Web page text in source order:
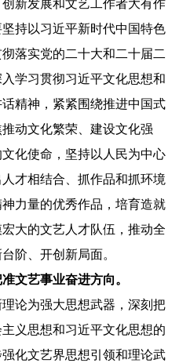
新发展和文艺工作者大有作
持以习近平新时代中国特色
落实党的二十大和二十届二
学习贯彻习近平文化思想和
精神，紧紧围绕推进中国式
动文化繁荣、建设文化强
化使命，坚持以人民为中心
才相结合、抓作品和抓环境
力量的优秀作品，培育造就
大的文艺人才队伍，推动全
阶、开创新局面。
文艺事业奋进方向。
为强大思想武器，深刻把
义思想和习近平文化思想的
化文艺界思想引领和理论武